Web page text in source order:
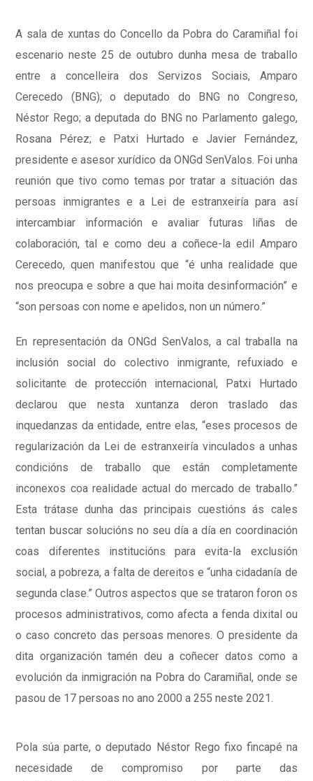
A sala de xuntas do Concello da Pobra do Caramiñal foi
escenario neste 25 de outubro dunha mesa de traballo
entre a concelleira dos Servizos Sociais, Amparo
Cerecedo (BNG); o deputado do BNG no Congreso,
Néstor Rego; a deputada do BNG no Parlamento galego,
Rosana Pérez; e Patxi Hurtado e Javier Fernández,
presidente e asesor xurídico da ONGd SenValos. Foi unha
reunión que tivo como temas por tratar a situación das
persoas inmigrantes e a Lei de estranxeiría para así
intercambiar información e avaliar futuras liñas de
colaboración, tal e como deu a coñece-la edil Amparo
Cerecedo, quen manifestou que “é unha realidade que
nos preocupa e sobre a que hai moita desinformación” e
“son persoas con nome e apelidos, non un número.”
En representación da ONGd SenValos, a cal traballa na
inclusión social do colectivo inmigrante, refuxiado e
solicitante de protección internacional, Patxi Hurtado
declarou que nesta xuntanza deron traslado das
inquedanzas da entidade, entre elas, “eses procesos de
regularización da Lei de estranxeiría vinculados a unhas
condicións de traballo que están completamente
inconexos coa realidade actual do mercado de traballo.”
Esta trátase dunha das principais cuestións ás cales
tentan buscar solucións no seu día a día en coordinación
coas diferentes institucións para evita-la exclusión
social, a pobreza, a falta de dereitos e “unha cidadanía de
segunda clase.” Outros aspectos que se trataron foron os
procesos administrativos, como afecta a fenda dixital ou
o caso concreto das persoas menores. O presidente da
dita organización tamén deu a coñecer datos como a
evolución da inmigración na Pobra do Caramiñal, onde se
pasou de 17 persoas no ano 2000 a 255 neste 2021.
Pola súa parte, o deputado Néstor Rego fixo fincapé na
necesidade de compromiso por parte das